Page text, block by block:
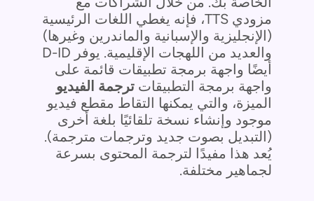
مزودي TTS، فإنه يغطي اللغات الرئيسية
(الإنجليزية والإسبانية والماندرين وغيرها)
والعديد من اللهجات الإقليمية. يوفر D-ID
أيضًا واجهة برمجة تطبيقات قائمة على
واجهة برمجة التطبيقات ترجمة الفيديو
الميزة، والتي يمكنها التقاط مقطع فيديو
موجود وإنشاء نسخة تلقائيًا بلغة أخرى
(التبديل بصوت جديد وترجمات مترجمة).
يُعد هذا مفيدًا لترجمة المحتوى بسرعة
لجماهير مختلفة.